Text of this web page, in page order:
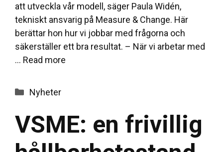
att utveckla vår modell, säger Paula Widén,
tekniskt ansvarig på Measure & Change. Här
berättar hon hur vi jobbar med frågorna och
säkerställer ett bra resultat. – När vi arbetar med
… Read more
Categories
Nyheter
VSME: en frivillig